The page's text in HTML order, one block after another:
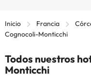
Inicio Francia
Cognocoli-Monticchi
Todos nuestros
Monticchi